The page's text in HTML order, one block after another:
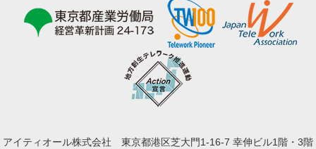
アイティオール株式会社 東京都港区芝大門1-16-7 幸伸ビル1階・3階